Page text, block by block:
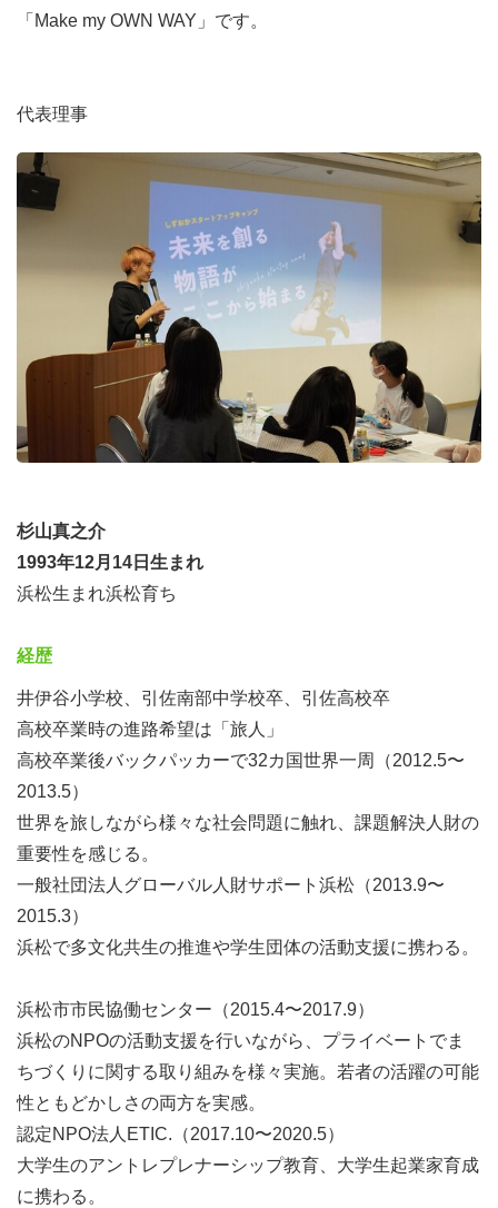
「Make my OWN WAY」です。
代表理事
杉山真之介
1993年12月14日生まれ
浜松生まれ浜松育ち
経歴
井伊谷小学校、引佐南部中学校卒、引佐高校卒
高校卒業時の進路希望は「旅人」
高校卒業後バックパッカーで32カ国世界一周（2012.5〜
2013.5）
世界を旅しながら様々な社会問題に触れ、課題解決人財の
重要性を感じる。
一般社団法人グローバル人財サポート浜松（2013.9〜
2015.3）
浜松で多文化共生の推進や学生団体の活動支援に携わる。
浜松市市民協働センター（2015.4〜2017.9）
浜松のNPOの活動支援を行いながら、プライベートでま
ちづくりに関する取り組みを様々実施。若者の活躍の可能
性ともどかしさの両方を実感。
認定NPO法人ETIC.（2017.10〜2020.5）
大学生のアントレプレナーシップ教育、大学生起業家育成
に携わる。